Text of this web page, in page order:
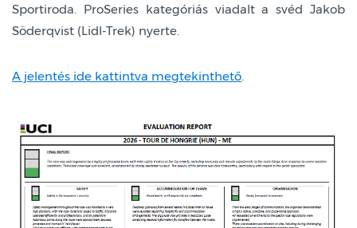
Sportiroda. ProSeries kategóriás viadalt a svéd Jakob
Söderqvist (Lidl-Trek) nyerte.
A jelentés ide kattintva megtekinthető.